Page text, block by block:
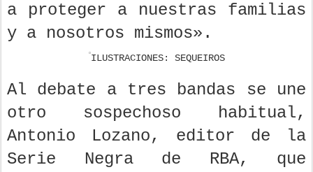
a proteger a nuestras familias
y a nosotros mismos».
ILUSTRACIONES: SEQUEIROS
Al debate a tres bandas se une
otro sospechoso habitual,
Antonio Lozano, editor de la
Serie Negra de RBA, que